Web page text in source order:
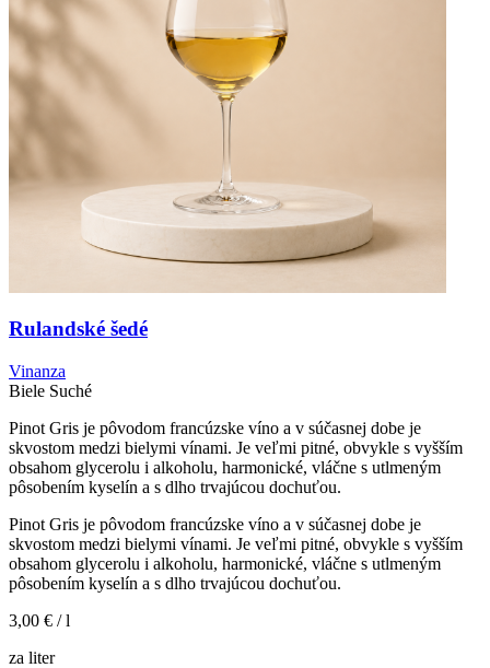
Rulandské šedé
Vinanza
Biele Suché
Pinot Gris je pôvodom francúzske víno a v súčasnej dobe je
skvostom medzi bielymi vínami. Je veľmi pitné, obvykle s vyšším
obsahom glycerolu i alkoholu, harmonické, vláčne s utlmeným
pôsobením kyselín a s dlho trvajúcou dochuťou.
Pinot Gris je pôvodom francúzske víno a v súčasnej dobe je
skvostom medzi bielymi vínami. Je veľmi pitné, obvykle s vyšším
obsahom glycerolu i alkoholu, harmonické, vláčne s utlmeným
pôsobením kyselín a s dlho trvajúcou dochuťou.
3,00 € / l
za liter